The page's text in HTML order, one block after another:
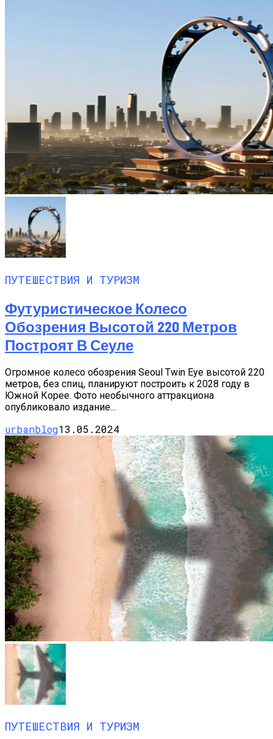
ПУТЕШЕСТВИЯ И ТУРИЗМ
Футуристическое Колесо
Обозрения Высотой 220 Метров
Построят В Сеуле
Огромное колесо обозрения Seoul Twin Eye высотой 220
метров, без спиц, планируют построить к 2028 году в
Южной Корее. Фото необычного аттракциона
опубликовало издание...
urbanblog13.05.2024
ПУТЕШЕСТВИЯ И ТУРИЗМ